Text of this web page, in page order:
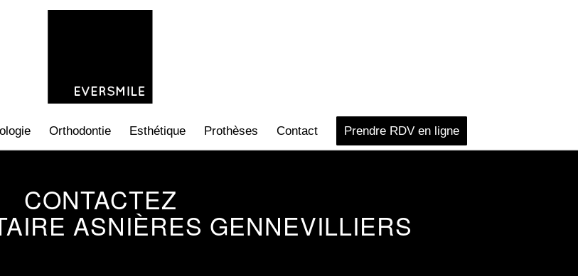
Orthodontie Esthétique Prothèses Contact Prendre RDV en ligne
CONTACTEZ
ASNIÈRES GENNEVILLIERS